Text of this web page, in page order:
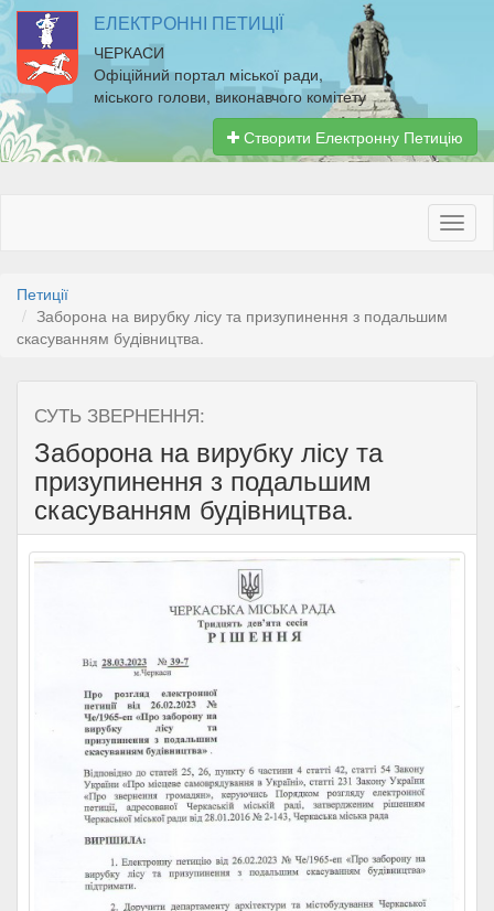
ЕЛЕКТРОННІ ПЕТИЦІЇ
ЧЕРКАСИ
Офіційний портал міської ради,
міського голови, виконавчого комітету
Створити Електронну Петицію
Петиції
Заборона на вирубку лісу та призупинення з подальшим
скасуванням будівництва.
СУТЬ ЗВЕРНЕННЯ:
Заборона на вирубку лісу та
призупинення з подальшим
скасуванням будівництва.